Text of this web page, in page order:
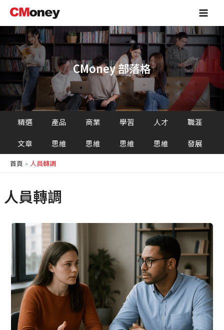
主
容
Main
CMoney 部落格
精選
文章
產品
思維
商業
思維
學習
思維
人才
思維
職涯
發展
首頁 人員轉調
人員轉調
一
1
on
1
的
轉
調
提